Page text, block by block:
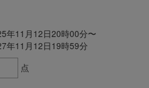
年11月12日20時00分〜
年11月12日19時59分
点